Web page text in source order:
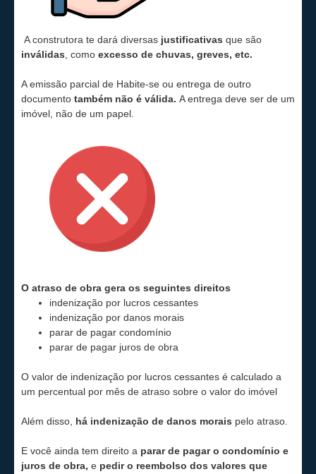
A construtora te dará diversas justificativas que são
inválidas , como excesso de chuvas, greves, etc.
Aemissão parcial de Habite-se ou entrega de outro
documento também não é válida. A entrega deve ser de um
imóvel, não de um papel.
O atraso de obra gera os seguintes direitos
indenização por lucros cessantes
indenização por danos morais
parar de pagar condomínio
parar de pagar juros de obra
O valor de indenização por lucros cessantes é calculado a
um percentual por mês de atraso sobre o valor do imóvel
Além disso, há indenização de danos morais pelo atraso.
E você ainda tem direito a parar de pagar o condomínio e
juros de obra, e pedir o reembolso dos valores que